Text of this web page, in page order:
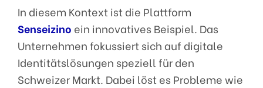
In diesem Kontext ist die Plattform
Senseizino ein innovatives Beispiel. Das
Unternehmen fokussiert sich auf digitale
Identitätslösungen speziell für den
Schweizer Markt. Dabei löst es Probleme wie